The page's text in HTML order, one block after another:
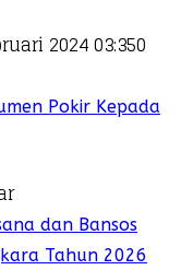
2024 03:350
Pokir Kepada
dan Bansos
Tahun 2026